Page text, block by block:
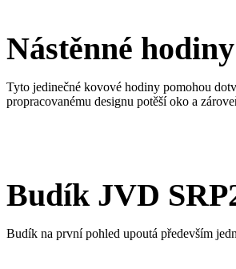
Nástěnné
Tyto jedinečné kovové hodiny pomohou
propracovanému designu potěší oko a
Budík JVD
Budík na první pohled upoutá především